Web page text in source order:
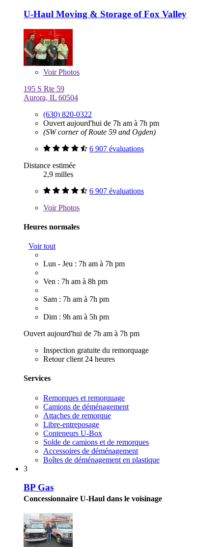
U-Haul Moving & Storage of Fox Valley
VoirPhotos
195 S Rte 59
Aurora, IL 60504
(630) 820-0322
Ouvert aujourd'hui de 7h am à 7h pm
(SW corner of Route 59 and Ogden)
6 907 évaluations
Distance estimée
2,9 milles
6 907 évaluations
VoirPhotos
Heures normales
Voir tout
Lun - Jeu : 7h am à 7h pm
Ven : 7h am à 8h pm
Sam : 7h am à 7h pm
Dim : 9h am à 5h pm
Ouvert aujourd'hui de 7h am à 7h pm
Inspection gratuite du remorquage
Retour client 24 heures
Services
Remorques et remorquage
Camions de déménagement
Attaches de remorque
Libre-entreposage
Conteneurs U-Box
Solde de camions et de remorques
Accessoires de déménagement
Boîtes de déménagement en plastique
3
BP Gas
Concessionnaire U-Haul dans le voisinage